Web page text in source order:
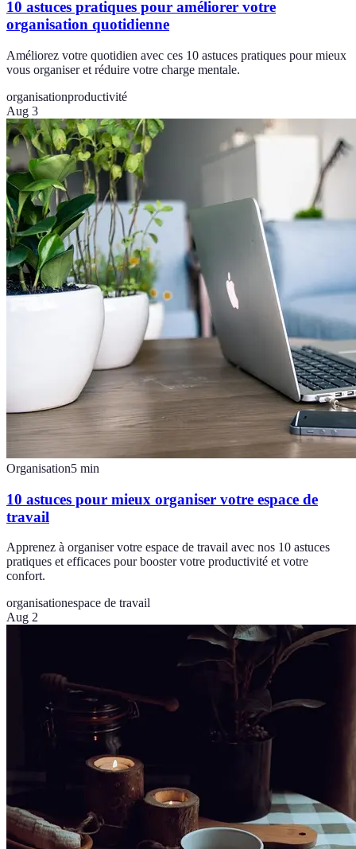
10 astuces pratiques pour améliorer votre
organisation quotidienne
Améliorez votre quotidien avec ces 10 astuces pratiques pour mieux
vous organiser et réduire votre charge mentale.
organisationproductivité
Aug 3
Organisation5 min
10 astuces pour mieux organiser votre espace de
travail
Apprenez à organiser votre espace de travail avec nos 10 astuces
pratiques et efficaces pour booster votre productivité et votre
confort.
organisationespace de travail
Aug 2